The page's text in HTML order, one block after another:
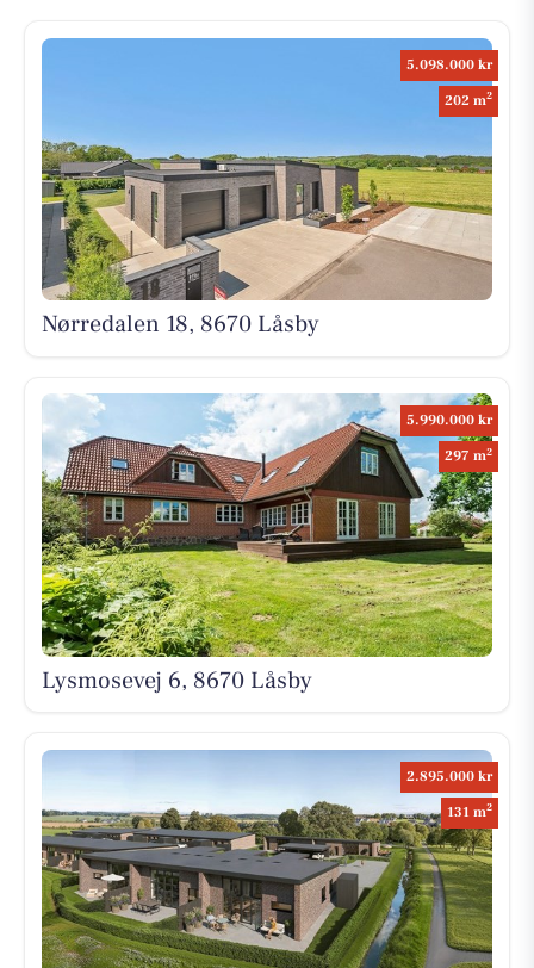
5.098.000 kr
202 m2
Nørredalen 18, 8670 Låsby
5.990.000 kr
297 m2
Lysmosevej 6, 8670 Låsby
2.895.000 kr
131 m2